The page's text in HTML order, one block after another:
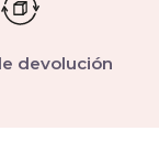
devolución